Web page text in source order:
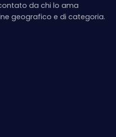
da chi lo ama
geografico e di categoria.